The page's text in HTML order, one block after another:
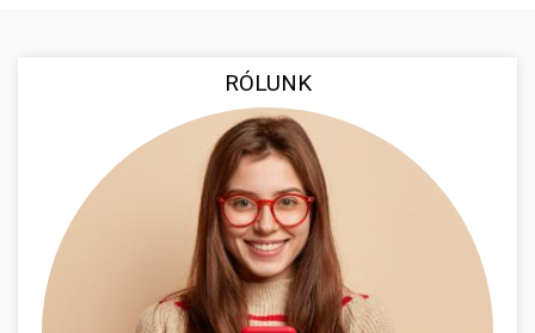
RÓLUNK